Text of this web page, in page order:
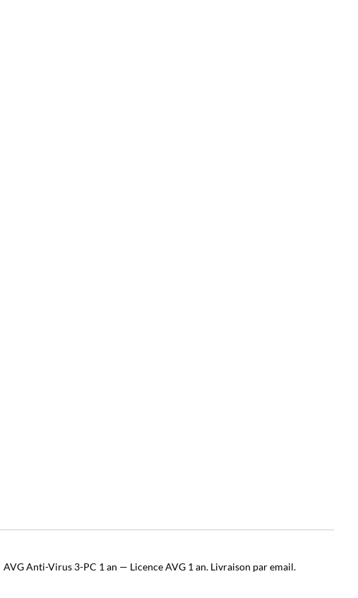
AVG Anti-Virus 3-PC 1 an — Licence AVG 1 an. Livraison par email.